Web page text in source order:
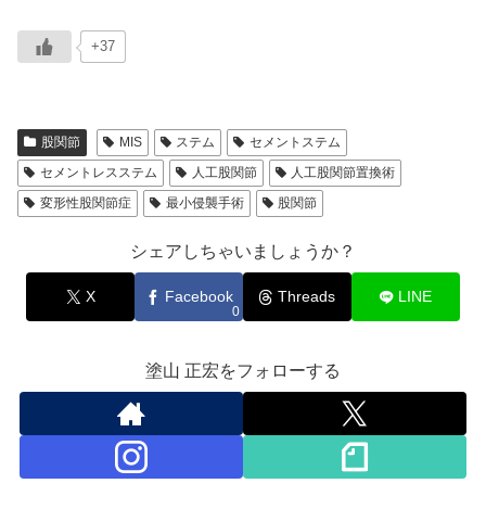
+37
股関節 MIS ステム
セメントステム
セメントレスステム
人工股関節
人工股関節置換術
変形性股関節症
最小侵襲手術 股関節
シェアしちゃいましょうか？
X Facebook
0
Threads LINE
塗山 正宏をフォローする